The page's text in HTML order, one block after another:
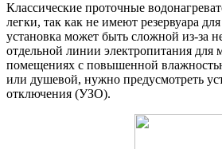
Классические проточные
легки, так как не имеют резервуара
установка может быть сложной из-за
отдельной линии электропитания для
помещениях с повышенной
или душевой, нужно предусмотреть
отключения (УЗО).